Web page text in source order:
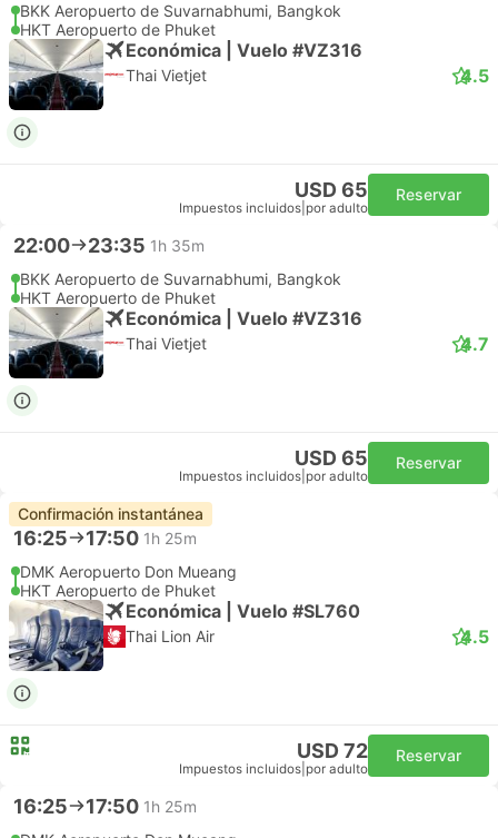
BKK Aeropuerto de Suvarnabhumi, Bangkok
HKT Aeropuerto de Phuket
Económica | Vuelo #VZ316
Thai Vietjet 4.5
USD 65
Impuestos incluidos por adulto
Reservar
22:00 23:35 1h 35m
BKK Aeropuerto de Suvarnabhumi, Bangkok
HKT Aeropuerto de Phuket
Económica | Vuelo #VZ316
Thai Vietjet 4.7
USD 65
Impuestos incluidos por adulto
Reservar
Confirmación instantánea
16:25 17:50 1h 25m
DMK Aeropuerto Don Mueang
HKT Aeropuerto de Phuket
Económica | Vuelo #SL760
Thai Lion Air 4.5
USD 72
Impuestos incluidos por adulto
Reservar
16:25 17:50 1h 25m